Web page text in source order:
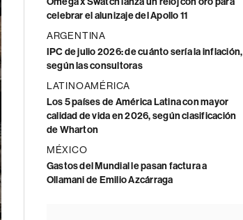
celebrar el alunizaje del Apollo 11
ARGENTINA
IPC de julio 2026: de cuánto sería la inflación,
según las consultoras
LATINOAMÉRICA
Los 5 países de América Latina con mayor
calidad de vida en 2026, según clasificación
de Wharton
MÉXICO
Gastos del Mundial le pasan factura a
Ollamani de Emilio Azcárraga